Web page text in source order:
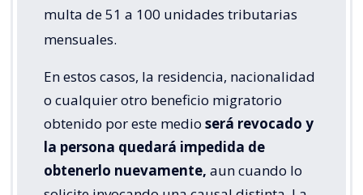
multa de 51 a 100 unidades tributarias
mensuales.
En estos casos, la residencia, nacionalidad
o cualquier otro beneficio migratorio
obtenido por este medio será revocado y
la persona quedará impedida de
obtenerlo nuevamente, aun cuando lo